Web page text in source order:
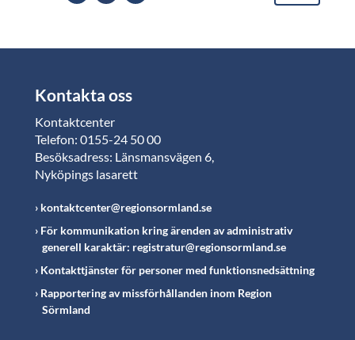
Kontakta oss
Kontaktcenter
Telefon: 0155-24 50 00
Besöksadress: Länsmansvägen 6,
Nyköpings lasarett
kontaktcenter@regionsormland.se
För kommunikation kring ärenden av administrativ
generell karaktär: registratur@regionsormland.se
Kontakttjänster för personer med funktionsnedsättning
Rapportering av missförhållanden inom Region
Sörmland